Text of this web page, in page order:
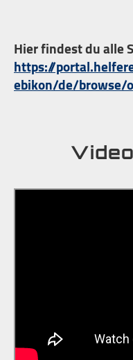
Hier findest du alle
https://
ebikon/de/browse/